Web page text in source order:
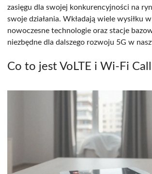
zasięgu dla swojej konkurencyjności na
swoje działania. Wkładają wiele wysiłku
nowoczesne technologie oraz stacje
niezbędne dla dalszego rozwoju 5G w
Co to jest VoLTE i Wi-Fi